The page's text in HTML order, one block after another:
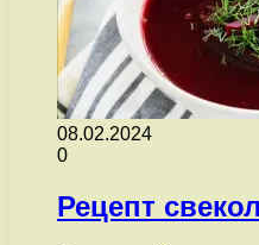
08.02.2024
0
Рецепт